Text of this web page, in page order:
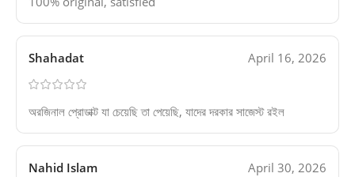
Shahadat April 16, 2026
অরজিনাল প্রোডাক্ট যা চেয়েছি তা পেয়েছি, যাদের দরকার সাজেস্ট রইল
Nahid Islam April 30, 2026